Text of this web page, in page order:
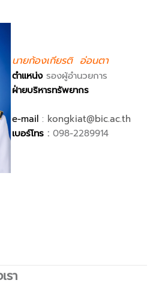
นายก้องเกียรติ อ่อนตา
ตำแหน่งรองผู้อำนวยการ
ฝ่ายบริหารทรัพยากร
e-mail : kongkiat@bic.ac.th
เบอร์โทร : 098-2289914
รา